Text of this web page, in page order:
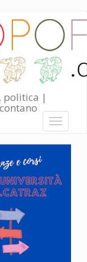
politica |
Toggle